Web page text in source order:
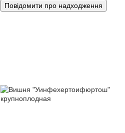
Повідомити про надходження